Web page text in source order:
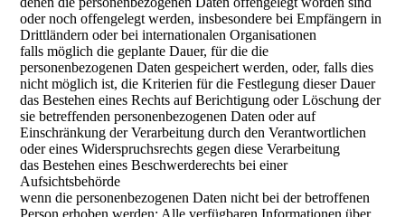
oder noch offengelegt werden, insbesondere bei Empfängern in
Drittländern oder bei internationalen Organisationen
falls möglich die geplante Dauer, für die die
personenbezogenen Daten gespeichert werden, oder, falls dies
nicht möglich ist, die Kriterien für die Festlegung dieser Dauer
das Bestehen eines Rechts auf Berichtigung oder Löschung der
sie betreffenden personenbezogenen Daten oder auf
Einschränkung der Verarbeitung durch den Verantwortlichen
oder eines Widerspruchsrechts gegen diese Verarbeitung
das Bestehen eines Beschwerderechts bei einer
Aufsichtsbehörde
wenn die personenbezogenen Daten nicht bei der betroffenen
Person erhoben werden: Alle verfügbaren Informationen über